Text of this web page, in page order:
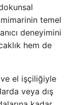
temel
deneyimini
hem de
el işçiliğiyle
veya dış